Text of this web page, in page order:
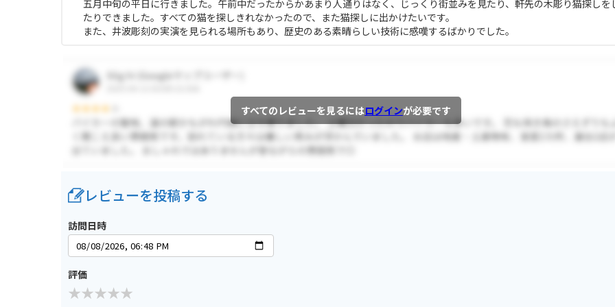
五月中旬の平日に行きました。午前中だったからかあまり人通りはなく、じっくり街並みを見たり、軒先の木彫り猫探しを
たりできました。すべての猫を探しきれなかったので、また猫探しに出かけたいです。
また、井波彫刻の実演を見られる場所もあり、歴史のある素晴らしい技術に感嘆するばかりでした。
すべてのレビューを見るにはログインが必要です
レビューを投稿する
訪問日時
評価